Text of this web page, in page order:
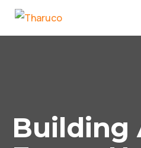
Building